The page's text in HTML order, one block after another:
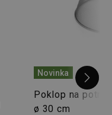
Novinka
Poklop na
ø 30 cm